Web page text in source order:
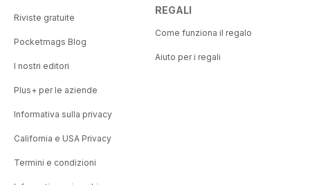
Riviste gratuite
Pocketmags Blog
I nostri editori
Plus+ per le aziende
Informativa sulla privacy
California e USA Privacy
Termini e condizioni
REGALI
Come funziona il regalo
Aiuto per i regali